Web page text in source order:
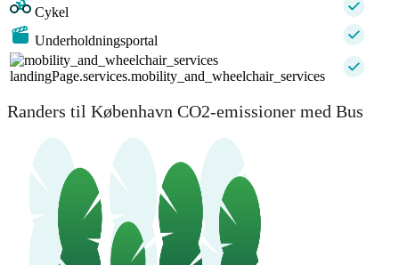
Cykel
Underholdningsportal
landingPage.services.mobility_and_wheelchair_services
Randers til København CO2-emissioner med Bus